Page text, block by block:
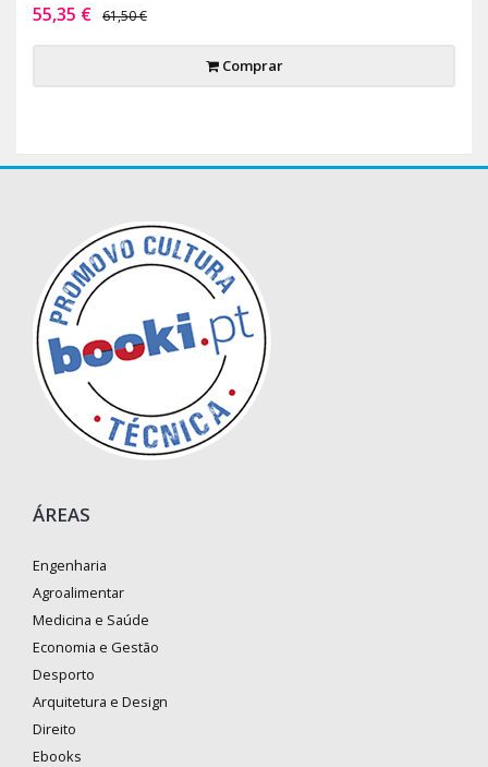
55,35 € 61,50 €
Comprar
ÁREAS
Engenharia
Agroalimentar
Medicina e Saúde
Economia e Gestão
Desporto
Arquitetura e Design
Direito
Ebooks